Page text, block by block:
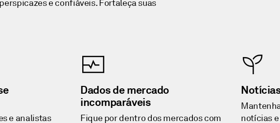
e confiáveis. Fortaleça suas
e analistas
Dados de mercado
incomparáveis
Fique por dentro dos mercados com
notícias